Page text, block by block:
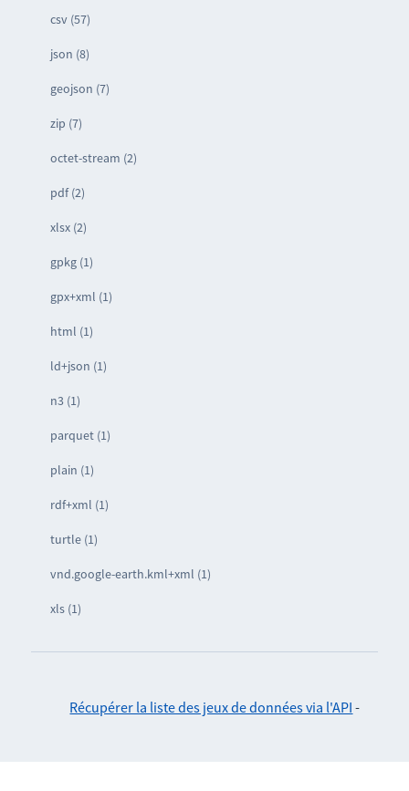
csv (57)
json (8)
geojson (7)
zip (7)
octet-stream (2)
pdf (2)
xlsx (2)
gpkg (1)
gpx+xml (1)
html (1)
ld+json (1)
n3 (1)
parquet (1)
plain (1)
rdf+xml (1)
turtle (1)
vnd.google-earth.kml+xml (1)
xls (1)
Récupérer la liste des jeux de données via l'API -